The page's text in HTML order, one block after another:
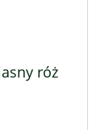
róż